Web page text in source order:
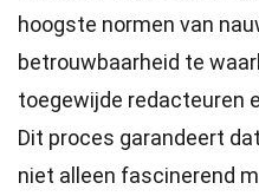
hoogste normen van
betrouwbaarheid te
toegewijde redacteuren
Dit proces garandeert
niet alleen fascinerend